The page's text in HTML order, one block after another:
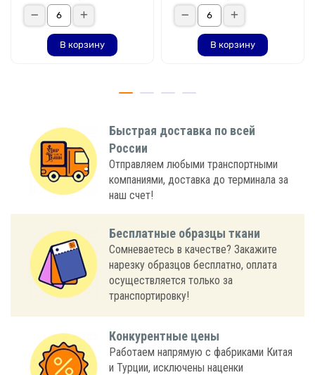
В корзину В корзину
Быстрая доставка по всей
России
Отправляем любыми транспортными
компаниями, доставка до терминала за
наш счет!
Бесплатные образцы ткани
Сомневаетесь в качестве? Закажите
нарезку образцов бесплатно, оплата
осуществляется только за
транспортировку!
Конкурентные цены
Работаем напрямую с фабриками Китая
и Турции, исключены наценки